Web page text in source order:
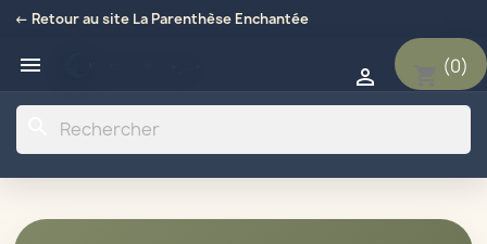
← Retour au site La Parenthèse Enchantée
 (0)
